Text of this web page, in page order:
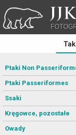
Ptaki Non
Ptaki Passeriformes
Ssaki
Kręgowce, pozostałe
Owady